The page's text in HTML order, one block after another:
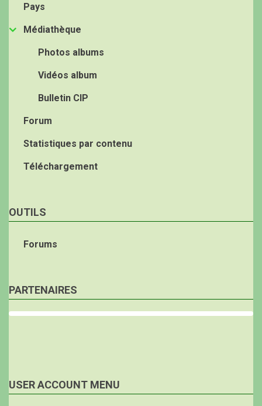
Pays
Médiathèque
Photos albums
Vidéos album
Bulletin CIP
Forum
Statistiques par contenu
Téléchargement
OUTILS
Forums
PARTENAIRES
USER ACCOUNT MENU